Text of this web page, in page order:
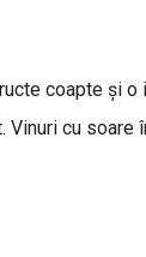
coapte și o
Vinuri cu soare